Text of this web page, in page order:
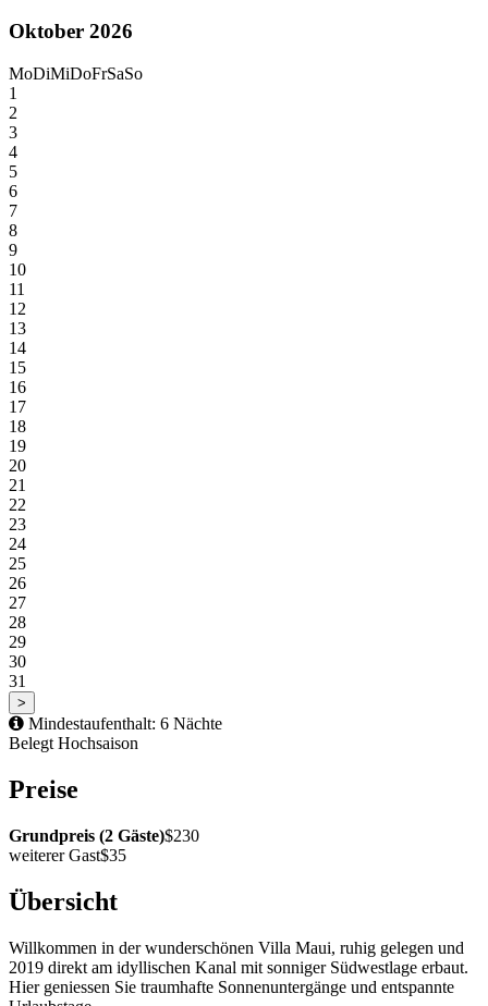
Oktober 2026
MoDiMiDoFrSaSo
1
2
3
4
5
6
7
8
9
10
11
12
13
14
15
16
17
18
19
20
21
22
23
24
25
26
27
28
29
30
31
>
Mindestaufenthalt: 6 Nächte
Belegt Hochsaison
Preise
Grundpreis (2 Gäste)$230
weiterer Gast$35
Übersicht
Willkommen in der wunderschönen Villa Maui, ruhig gelegen und
2019 direkt am idyllischen Kanal mit sonniger Südwestlage erbaut.
Hier geniessen Sie traumhafte Sonnenuntergänge und entspannte